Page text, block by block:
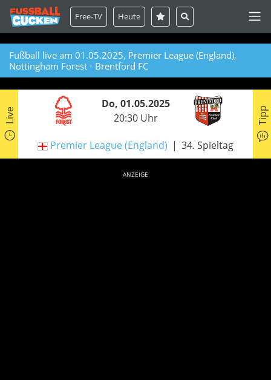
Free-TV Heute
Fußball live am 01.05.2025, Premier League (England),
Nottingham Forest - Brentford FC
Live
Do, 01.05.2025
20:30 Uhr
Premier League (England) 34. Spieltag
Tipp
ANZEIGE